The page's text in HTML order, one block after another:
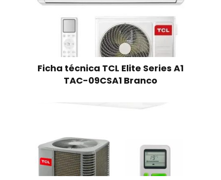
Ficha técnica TCL Elite Series A1
TAC-09CSA1 Branco